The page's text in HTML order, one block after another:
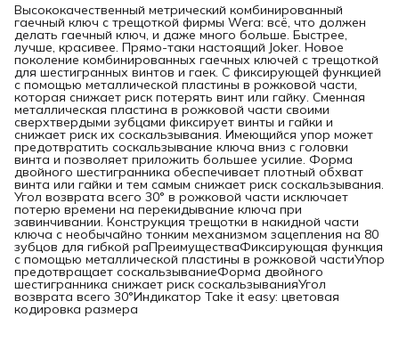
Высококачественный метрический комбинированный
гаечный ключ с трещоткой фирмы Wera: всё, что должен
делать гаечный ключ, и даже много больше. Быстрее,
лучше, красивее. Прямо-таки настоящий Joker. Новое
поколение комбинированных гаечных ключей с трещоткой
для шестигранных винтов и гаек. С фиксирующей функцией
с помощью металлической пластины в рожковой части,
которая снижает риск потерять винт или гайку. Сменная
металлическая пластина в рожковой части своими
сверхтвердыми зубцами фиксирует винты и гайки и
снижает риск их соскальзывания. Имеющийся упор может
предотвратить соскальзывание ключа вниз с головки
винта и позволяет приложить большее усилие. Форма
двойного шестигранника обеспечивает плотный обхват
винта или гайки и тем самым снижает риск соскальзывания.
Угол возврата всего 30° в рожковой части исключает
потерю времени на перекидывание ключа при
завинчивании. Конструкция трещотки в накидной части
ключа с необычайно тонким механизмом зацепления на 80
зубцов для гибкой раПреимуществаФиксирующая функция
с помощью металлической пластины в рожковой частиУпор
предотвращает соскальзываниеФорма двойного
шестигранника снижает риск соскальзыванияУгол
возврата всего 30°Индикатор Take it easy: цветовая
кодировка размера